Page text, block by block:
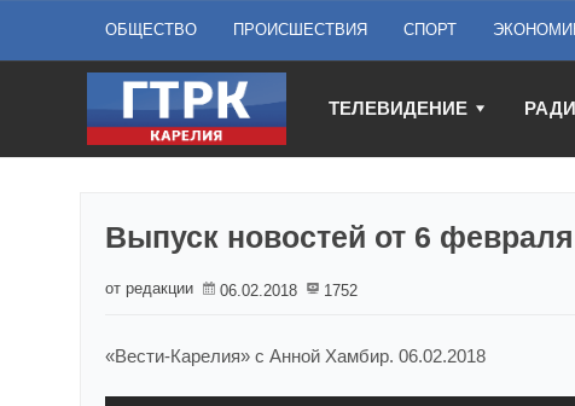
ОБЩЕСТВО ПРОИСШЕСТВИЯ СПОРТ
ТЕЛЕВИДЕНИЕ
Выпуск новостей от 6 февраля
от редакции 06.02.2018 1752
«Вести-Карелия» с Анной Хамбир. 06.02.2018